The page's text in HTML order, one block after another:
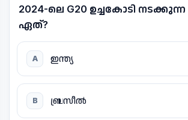
2024-ലെ G20 ഉച്ചകോടി നടക്കുന്ന
ഏത്?
A ഇന്ത്യ
B ബ്രസീൽ